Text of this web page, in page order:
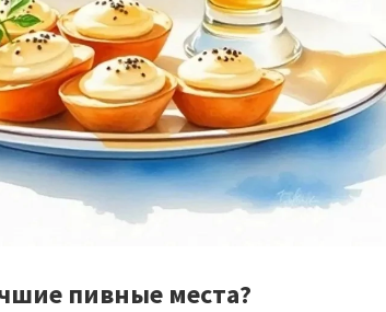
пивные места?